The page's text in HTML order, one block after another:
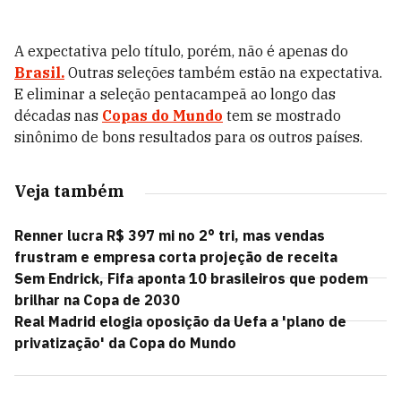
A expectativa pelo título, porém, não é apenas do
Brasil. Outras seleções também estão na expectativa.
E eliminar a seleção pentacampeã ao longo das
décadas nas Copas do Mundo tem se mostrado
sinônimo de bons resultados para os outros países.
Veja também
Renner lucra R$ 397 mi no 2° tri, mas vendas
frustram e empresa corta projeção de receita
Sem Endrick, Fifa aponta 10 brasileiros que podem
brilhar na Copa de 2030
Real Madrid elogia oposição da Uefa a 'plano de
privatização' da Copa do Mundo